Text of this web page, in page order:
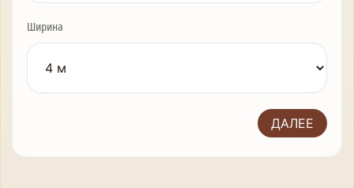
Ширина
ДАЛЕЕ